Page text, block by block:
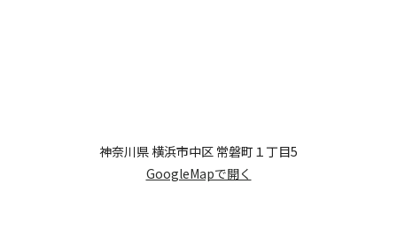
神奈川県 横浜市中区 常磐町１丁目5
GoogleMapで開く